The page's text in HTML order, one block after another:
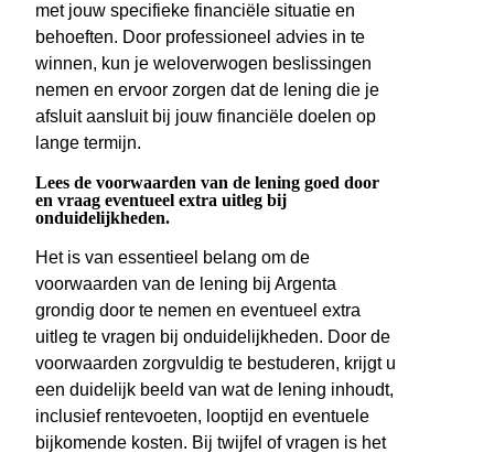
met jouw specifieke financiële situatie en
behoeften. Door professioneel advies in te
winnen, kun je weloverwogen beslissingen
nemen en ervoor zorgen dat de lening die je
afsluit aansluit bij jouw financiële doelen op
lange termijn.
Lees de voorwaarden van de lening goed door
en vraag eventueel extra uitleg bij
onduidelijkheden.
Het is van essentieel belang om de
voorwaarden van de lening bij Argenta
grondig door te nemen en eventueel extra
uitleg te vragen bij onduidelijkheden. Door de
voorwaarden zorgvuldig te bestuderen, krijgt u
een duidelijk beeld van wat de lening inhoudt,
inclusief rentevoeten, looptijd en eventuele
bijkomende kosten. Bij twijfel of vragen is het